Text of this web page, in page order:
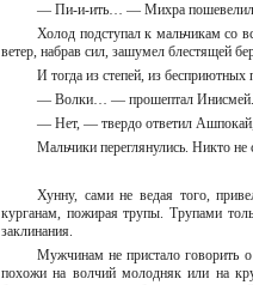
— Пи-и-ить… — Михра пошевелился
Холод подступал к мальчикам со
ветер, набрав сил, зашумел блестящей
И тогда из степей, из
— Волки… — прошептал
— Нет, — твердо ответил
Мальчики переглянулись. Никто
Хунну, сами не ведая того,
курганам, пожирая трупы. Трупами
заклинания.
Мужчинам не пристало говорить о
похожи на волчий молодняк или на